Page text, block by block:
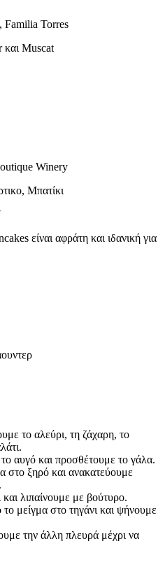
Familia Torres
και Muscat
Winery
Μπατίκι
είναι αφράτη και ιδανική για
το αλεύρι, τη ζάχαρη, το
αυγό και προσθέτουμε το γάλα.
στο ξηρό και ανακατεύουμε
λιπαίνουμε με βούτυρο.
μείγμα στο τηγάνι και ψήνουμε
την άλλη πλευρά μέχρι να